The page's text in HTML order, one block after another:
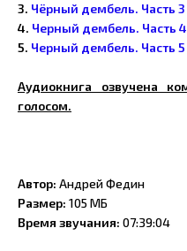
3. Чёрный дембель. Часть 3
4. Черный дембель. Часть 4
5. Черный дембель. Часть 5
Аудиокнига озвучена
голосом.
Автор: Андрей Федин
Размер: 105 МБ
Время звучания: 07:39:04